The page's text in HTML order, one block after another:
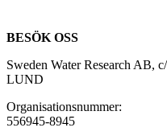
BESÖK OSS
Sweden Water Research AB,
LUND
Organisationsnummer:
556945-8945